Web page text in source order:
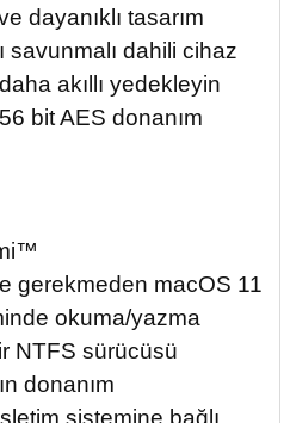
dayanıklı tasarım
savunmalı dahili cihaz
akıllı yedekleyin
bit AES donanım
gerekmeden macOS 11
okuma/yazma
NTFS sürücüsü
donanım